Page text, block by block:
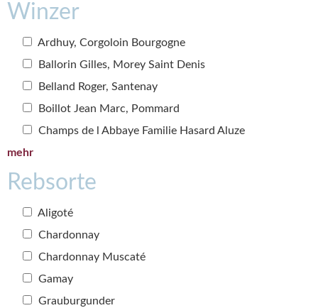
Winzer
Ardhuy, Corgoloin Bourgogne
Ballorin Gilles, Morey Saint Denis
Belland Roger, Santenay
Boillot Jean Marc, Pommard
Champs de l Abbaye Familie Hasard Aluze
mehr
Rebsorte
Aligoté
Chardonnay
Chardonnay Muscaté
Gamay
Grauburgunder